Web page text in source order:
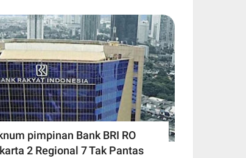
pimpinan Bank BRI RO
2 Regional 7 Tak Pantas